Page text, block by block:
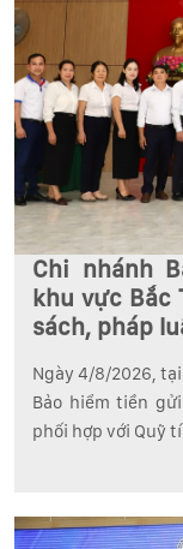
Chi nhánh
khu vực Bắc
sách, pháp
Ngày 4/8/2026,
Bảo hiểm tiền
phối hợp với Quỹ